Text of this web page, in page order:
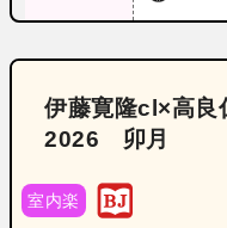
伊藤寛隆cl×高
2026 卯月
室内楽